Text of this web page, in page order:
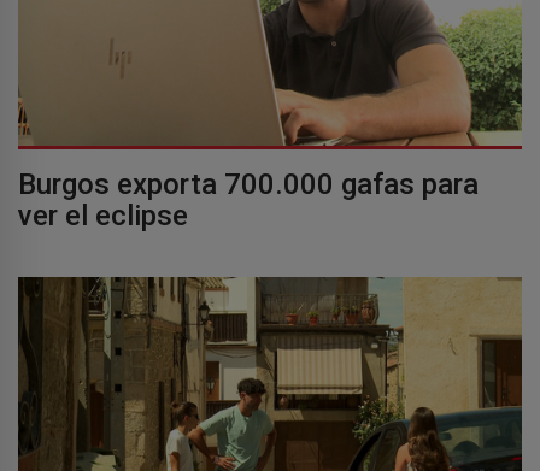
Burgos exporta 700.000 gafas para
ver el eclipse